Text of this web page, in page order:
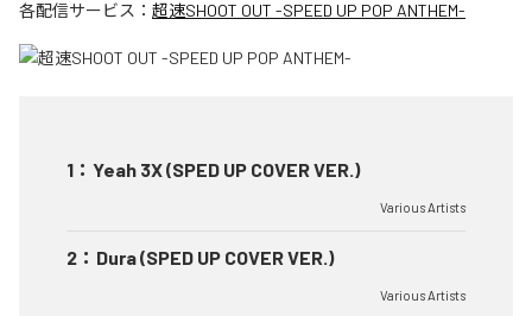
各配信サービス： 超速SHOOT OUT -SPEED UP POP ANTHEM-
1 ： Yeah 3X (SPED UP COVER VER.)
Various Artists
2 ： Dura (SPED UP COVER VER.)
Various Artists